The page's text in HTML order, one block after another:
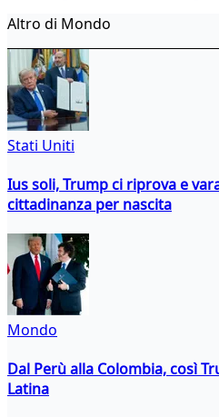
Altro di Mondo
Stati Uniti
Ius soli, Trump ci riprova e
cittadinanza per nascita
Mondo
Dal Perù alla Colombia, così
Latina